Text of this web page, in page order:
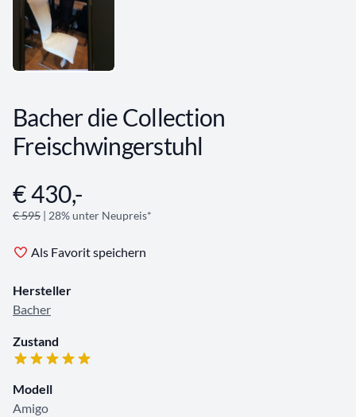
Bacher die Collection
Freischwingerstuhl
Angebotsinformationen
€ 430,-
€ 595 | 28% unter Neupreis*
Als Favorit speichern
Hersteller
Bacher
Zustand
Modell
Amigo